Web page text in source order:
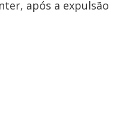
após a expulsão